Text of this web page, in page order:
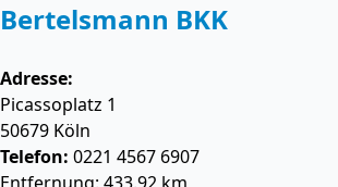
Bertelsmann BKK
Adresse:
Picassoplatz 1
50679 Köln
Telefon: 0221 4567 6907